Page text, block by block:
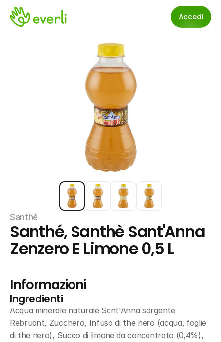
Accedi
Santhé
Santhé, Santhè Sant'Anna
Zenzero E Limone 0,5 L
Informazioni
Ingredienti
Acqua minerale naturale Sant'Anna sorgente
Rebruant, Zucchero, Infuso di the nero (acqua, foglie
di the nero), Succo di limone da concentrato (0,4%),